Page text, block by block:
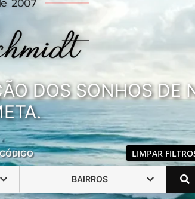
DOS SONHOS DE
LIMPAR
BAIRROS